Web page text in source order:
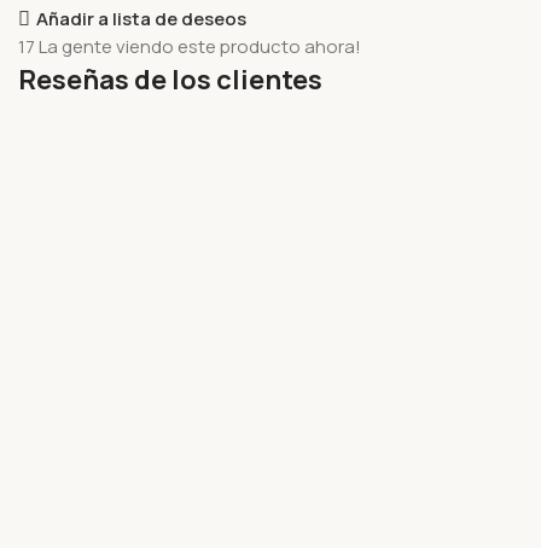
Añadir a lista de deseos
17 La gente viendo este producto ahora!
Reseñas de los clientes